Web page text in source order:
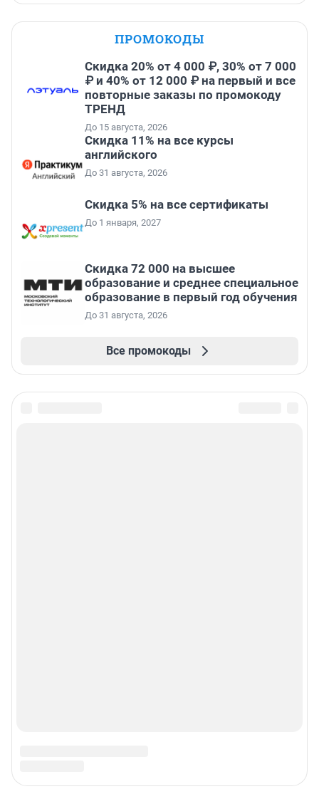
ПРОМОКОДЫ
Скидка 20% от 4 000 ₽, 30% от 7 000
₽ и 40% от 12 000 ₽ на первый и все
повторные заказы по промокоду
ТРЕНД
До 15 августа, 2026
Скидка 11% на все курсы
английского
До 31 августа, 2026
Скидка 5% на все сертификаты
До 1 января, 2027
Скидка 72 000 на высшее
образование и среднее специальное
образование в первый год обучения
До 31 августа, 2026
Все промокоды